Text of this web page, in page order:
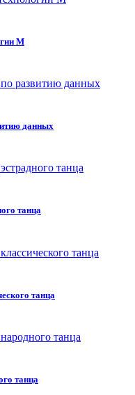
М
данных
танца
танца
танца